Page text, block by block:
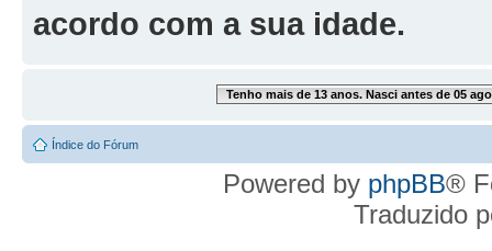
acordo com a sua idade.
Tenho mais de 13 anos. Nasci antes de 05 ago
Índice do Fórum
Powered by phpBB®
Traduzido